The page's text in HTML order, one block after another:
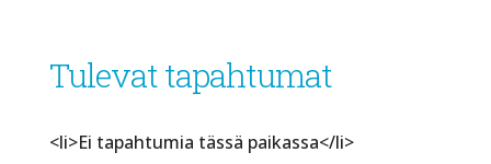
Tulevat tapahtumat
<li>Ei tapahtumia tässä paikassa</li>